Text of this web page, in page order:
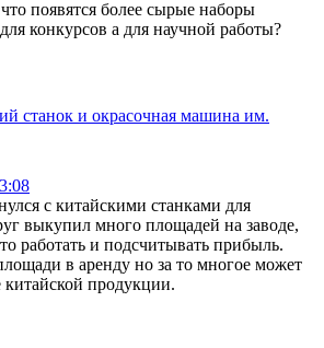
появятся более сырые наборы
конкурсов а для научной работы?
станок и окрасочная машина им.
с китайскими станками для
выкупил много площадей на заводе,
работать и подсчитывать прибыль.
в аренду но за то многое может
китайской продукции.